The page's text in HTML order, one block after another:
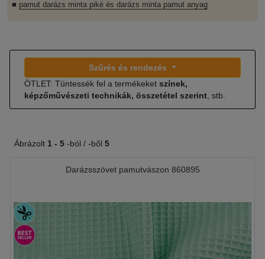
■ pamut darázs minta piké és darázs minta pamut anyag
Szűrés és rendezés
ÖTLET: Tüntessék fel a termékeket színek,
képzőművészeti technikák, összetétel szerint , stb.
Ábrázolt 1 - 5 -ból / -ből 5
Darázsszövet pamutvászon 860895